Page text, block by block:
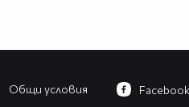
Общи условия Facebook